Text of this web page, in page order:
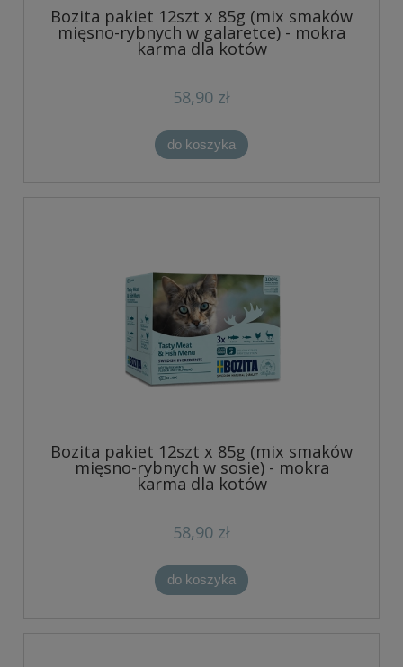
Bozita pakiet 12szt x 85g (mix smaków
mięsno-rybnych w galaretce) - mokra
karma dla kotów
58,90 zł
do koszyka
Bozita pakiet 12szt x 85g (mix smaków
mięsno-rybnych w sosie) - mokra
karma dla kotów
58,90 zł
do koszyka